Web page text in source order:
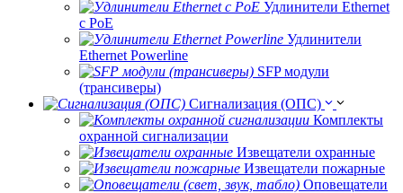
Удлинители Ethernet
с PoE
Удлинители
Ethernet Powerline
SFP модули
(трансиверы)
Сигнализация (ОПС)
Комплекты
охранной сигнализации
Извещатели охранные
Извещатели пожарные
Оповещатели